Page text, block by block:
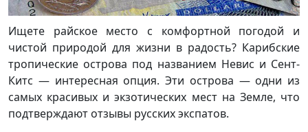
Ищете райское место с комфортной погодой и
чистой природой для жизни в радость? Карибские
тропические острова под названием Невис и Сент-
Китс — интересная опция. Эти острова — одни из
самых красивых и экзотических мест на Земле, что
подтверждают отзывы русских экспатов.